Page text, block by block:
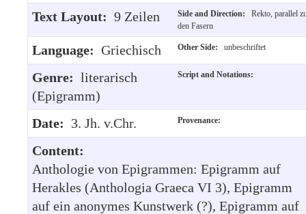
Text Layout: 9 Zeilen Side and Direction:
Rekto, parallel
den Fasern
Language: Griechisch Other Side: unbeschriftet
Genre: literarisch
(Epigramm)
Script and Notations:
Date: 3. Jh. v.Chr. Provenance:
Content:
Anthologie von Epigrammen: Epigramm auf
Herakles (Anthologia Graeca VI 3), Epigramm
auf ein anonymes Kunstwerk (?), Epigramm auf